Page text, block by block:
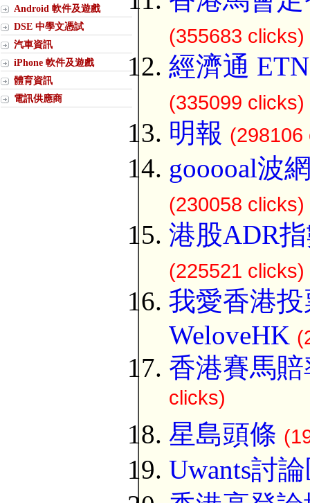
Android 軟件及遊戲
DSE 中學文憑試
汽車資訊
iPhone 軟件及遊戲
體育資訊
電訊供應商
(355683 clicks)
經濟通
(335099 clicks)
明報 (298106
gooooal波
(230058 clicks)
港股ADR
(225521 clicks)
我愛香港
WeloveHK
香港賽馬
clicks)
星島頭條
Uwants討